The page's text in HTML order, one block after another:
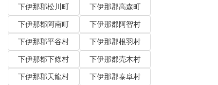
下伊那郡松川町
下伊那郡高森町
下伊那郡阿南町
下伊那郡阿智村
下伊那郡平谷村
下伊那郡根羽村
下伊那郡下條村
下伊那郡売木村
下伊那郡天龍村
下伊那郡泰阜村